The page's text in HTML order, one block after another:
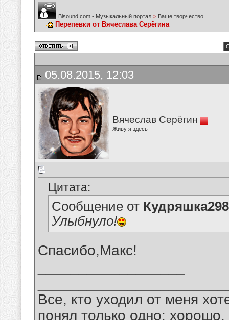
Bisound.com - Музыкальный портал > Ваше творчество
Перепевки от Вячеслава Серёгина
05.08.2015, 12:03
Вячеслав Серёгин
Живу я здесь
Цитата:
Сообщение от Кудряшка298
Улыбнуло!
Спасибо,Макс!
Все, кто уходил от меня
понял только одно: